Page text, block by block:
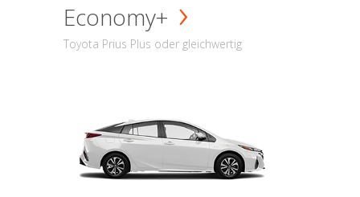
Economy+
Toyota Prius Plus oder gleichwertig